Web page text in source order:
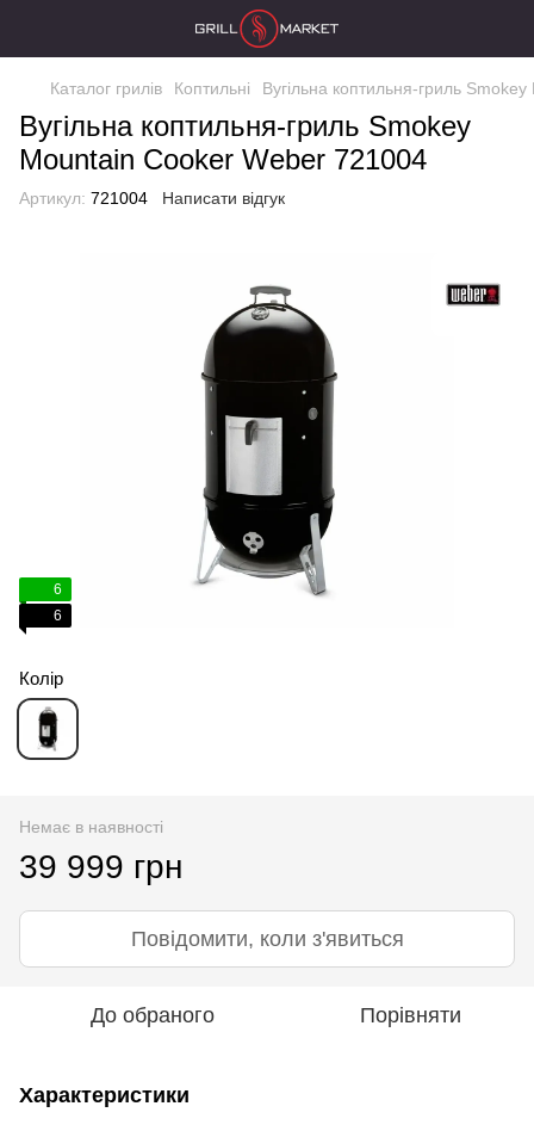
Каталог грилів Коптильні Вугільна коптильня-гриль
Вугільна коптильня-гриль Smokey
Mountain Cooker Weber 721004
Артикул: 721004 Написати відгук
6
6
Колір
Немає в наявності
39 999 грн
Повідомити, коли з'явиться
До обраного Порівняти
Характеристики